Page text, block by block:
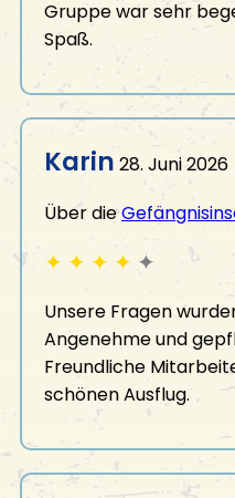
Gruppe war sehr
Spaß.
Karin 28. Juni 2026
Über die
✦ ✦ ✦ ✦ ✦
Unsere Fragen
Angenehme und
Freundliche
schönen Ausflug.